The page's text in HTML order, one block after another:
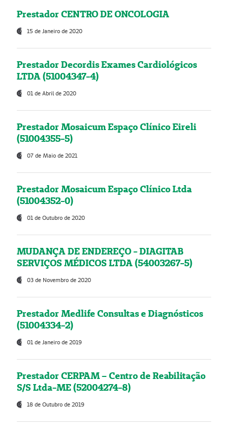
Prestador CENTRO DE ONCOLOGIA
15 de Janeiro de 2020
Prestador Decordis Exames Cardiológicos
LTDA (51004347-4)
01 de Abril de 2020
Prestador Mosaicum Espaço Clínico Eireli
(51004355-5)
07 de Maio de 2021
Prestador Mosaicum Espaço Clínico Ltda
(51004352-0)
01 de Outubro de 2020
MUDANÇA DE ENDEREÇO - DIAGITAB
SERVIÇOS MÉDICOS LTDA (54003267-5)
03 de Novembro de 2020
Prestador Medlife Consultas e Diagnósticos
(51004334-2)
01 de Janeiro de 2019
Prestador CERPAM – Centro de Reabilitação
S/S Ltda-ME (52004274-8)
18 de Outubro de 2019